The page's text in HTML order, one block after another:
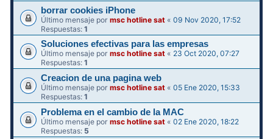
borrar cookies iPhone
Último mensaje pormsc hotline sat «09 Nov 2020, 17:52
Respuestas:1
Soluciones efectivas para las empresas
Último mensaje pormsc hotline sat « 23 Oct 2020, 07:27
Respuestas:1
Creacion de una pagina web
Último mensaje pormsc hotline sat «05 Ene 2020, 15:33
Respuestas:1
Problema en el cambio de la MAC
Último mensaje pormsc hotline sat «02 Ene 2020, 18:22
Respuestas: 5